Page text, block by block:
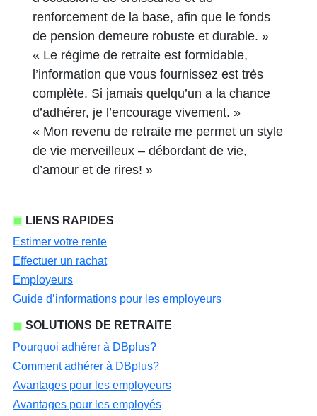
renforcement de la base, afin que le fonds
de pension demeure robuste et durable. »
« Le régime de retraite est formidable,
l’information que vous fournissez est très
complète. Si jamais quelqu’un a la chance
d’adhérer, je l’encourage vivement. »
« Mon revenu de retraite me permet un style
de vie merveilleux – débordant de vie,
d’amour et de rires! »
LIENS RAPIDES
Estimer votre rente
Effectuer un rachat
Employeurs
Guide d’informations pour les employeurs
SOLUTIONS DE RETRAITE
Pourquoi adhérer à DBplus?
Comment adhérer à DBplus?
Avantages pour les employeurs
Avantages pour les employés